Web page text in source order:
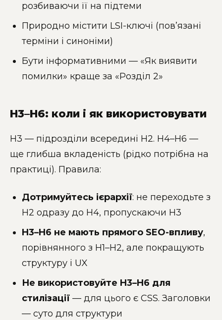
розбиваючи її на підтеми
Природно містити LSI-ключі (пов’язані
терміни і синоніми)
Бути інформативними — «Як виявити
помилки» краще за «Розділ 2»
H3–H6: коли і як використовувати
H3 — підрозділи всередині H2. H4–H6 —
ще глибша вкладеність (рідко потрібна на
практиці). Правила:
Дотримуйтесь ієрархії: не переходьте з
H2 одразу до H4, пропускаючи H3
H3–H6 не мають прямого SEO-впливу,
порівнянного з H1–H2, але покращують
структуру і UX
Не використовуйте H3–H6 для
стилізації — для цього є CSS. Заголовки
— суто для структури